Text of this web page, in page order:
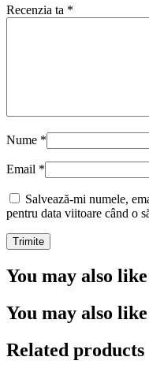
Recenzia ta *
Nume *
Email *
Salvează-mi numele,
pentru data viitoare când o
You may also
You may also
Related products